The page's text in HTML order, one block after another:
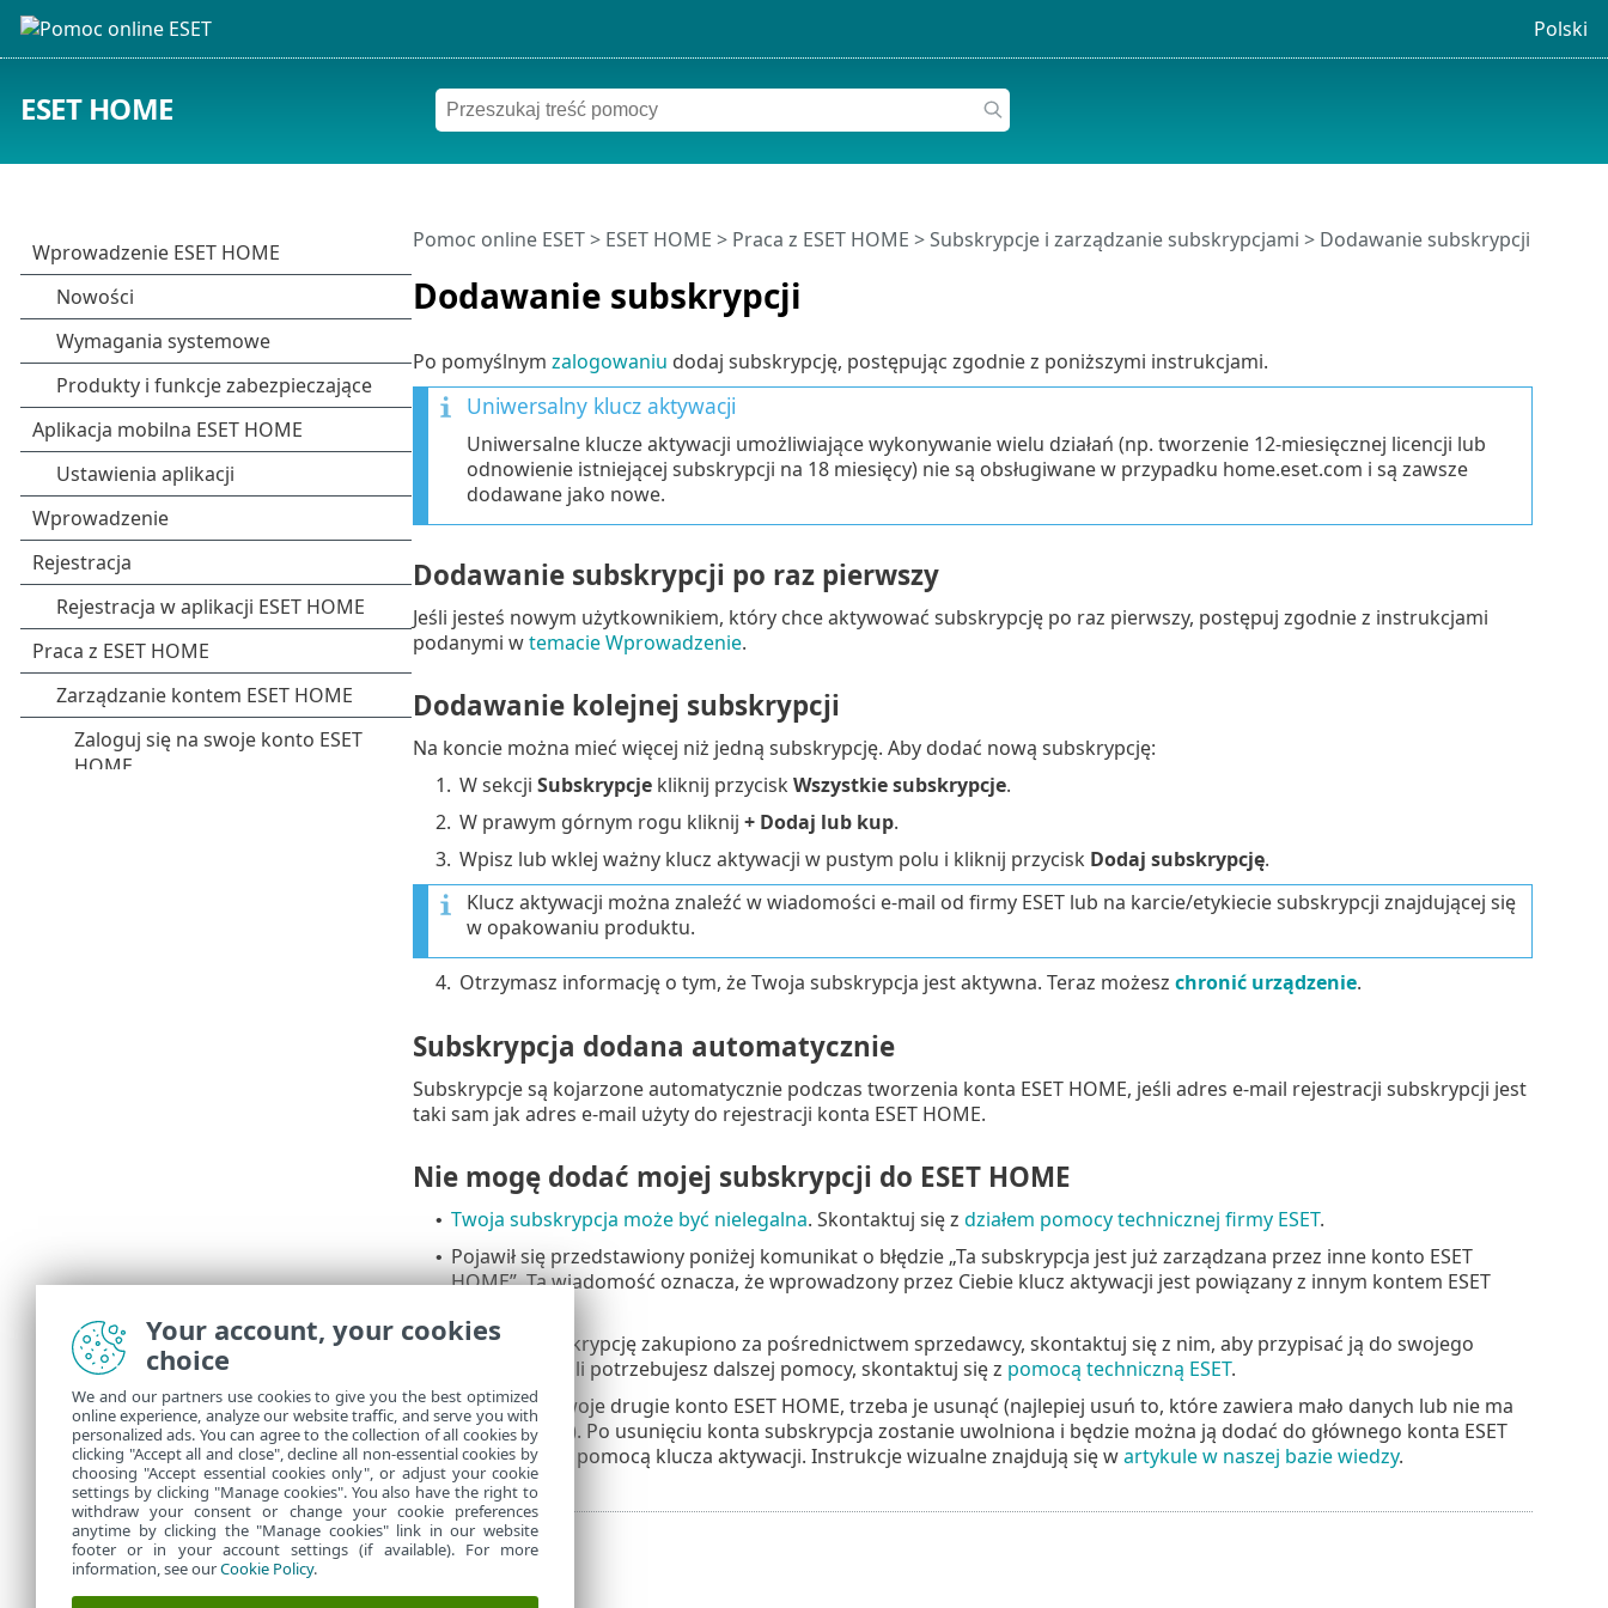
Polski
ESET HOME
Dodawanie subskrypcji
Pomoc online ESET> ESET HOME > Praca z ESET HOME >Subskrypcje i zarządzanie subskrypcjami > Dodawanie subskrypcji
Po pomyślnym zalogowaniu dodaj subskrypcję, postępując zgodnie z poniższymi instrukcjami.
Uniwersalny klucz aktywacji
Uniwersalne klucze aktywacji umożliwiające wykonywanie wielu działań (np. tworzenie 12-miesięcznej licencji lub
odnowienie istniejącej subskrypcji na 18 miesięcy) nie są obsługiwane w przypadku home.eset.com i są zawsze
dodawane jako nowe.
Dodawanie subskrypcji po raz pierwszy
Jeśli jesteś nowym użytkownikiem, który chce aktywować subskrypcję po raz pierwszy, postępuj zgodnie z instrukcjami
podanymi wtemacie Wprowadzenie.
Dodawanie kolejnej subskrypcji
Na koncie można mieć więcej niż jedną subskrypcję. Aby dodać nową subskrypcję:
1. W sekcji Subskrypcjekliknij przycisk Wszystkie subskrypcje.
2. W prawym górnym rogu kliknij + Dodaj lub kup.
3. Wpisz lub wklej ważny klucz aktywacji w pustym polu i kliknij przycisk Dodaj subskrypcję.
Klucz aktywacji można znaleźć w wiadomości e-mail od firmy ESET lub na karcie/etykiecie subskrypcji znajdującej się
w opakowaniu produktu.
4. Otrzymasz informację o tym, że Twoja subskrypcja jest aktywna. Teraz możesz chronić urządzenie.
Subskrypcja dodana automatycznie
Subskrypcje są kojarzone automatycznie podczas tworzenia konta ESET HOME, jeśli adres e-mail rejestracji subskrypcji jest
taki sam jak adres e-mail użyty do rejestracji konta ESET HOME.
Nie mogę dodać mojej subskrypcji do ESET HOME
• Twoja subskrypcja może być nielegalna. Skontaktuj się z działem pomocy technicznej firmy ESET.
• Pojawił się przedstawiony poniżej komunikat o błędzie „Ta subskrypcja jest już zarządzana przez inne konto ESET
HOME”. Ta wiadomość oznacza, że wprowadzony przez Ciebie klucz aktywacji jest powiązany z innym kontem ESET
a) Jeśli subskrypcję zakupiono za pośrednictwem sprzedawcy, skontaktuj się z nim, aby przypisać ją do swojego
konta. Jeśli potrzebujesz dalszej pomocy, skontaktuj się z pomocą techniczną ESET.
b) Jeśli to Twoje drugie konto ESET HOME, trzeba je usunąć (najlepiej usuń to, które zawiera mało danych lub nie ma
ich wcale). Po usunięciu konta subskrypcja zostanie uwolniona i będzie można ją dodać do głównego konta ESET
HOME za pomocą klucza aktywacji. Instrukcje wizualne znajdują się wartykule w naszej bazie wiedzy.
Your account, your cookies
choice
We and our partners use cookies to give you the best optimized
online experience, analyze our website traffic, and serve you with
personalized ads. You can agree to the collection of all cookies by
clicking "Accept all and close", decline all non-essential cookies by
choosing "Accept essential cookies only", or adjust your cookie
settings by clicking "Manage cookies". You also have the right to
withdraw your consent or change your cookie preferences
anytime by clicking the "Manage cookies" link in our website
footer or in your account settings (if available). For more
information, see ourCookie Policy.